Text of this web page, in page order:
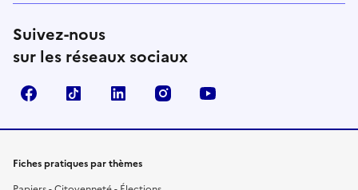
Suivez-nous
sur les réseaux sociaux
FacebookTikTok LinkedIn Instagram
Fiches pratiques par thèmes